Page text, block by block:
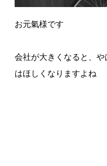
お元氣様です
会社が大きくなると、や
はほしくなりますよね